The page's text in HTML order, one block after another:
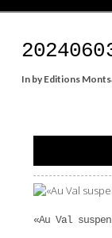
In by Editions
«Au Val